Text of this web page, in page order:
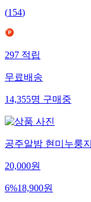
(154)
297적립
무료배송
14,355명구매중
공주알밤 현미누룽
20,000원
6%18,900원